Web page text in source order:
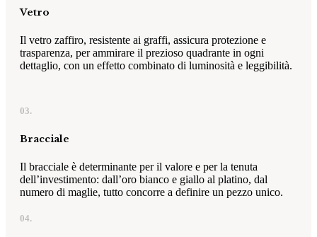
Vetro
Il vetro zaffiro, resistente ai graffi, assicura protezione e
trasparenza, per ammirare il prezioso quadrante in ogni
dettaglio, con un effetto combinato di luminosità e leggibilità.
03.
Bracciale
Il bracciale è determinante per il valore e per la tenuta
dell’investimento: dall’oro bianco e giallo al platino, dal
numero di maglie, tutto concorre a definire un pezzo unico.
04.